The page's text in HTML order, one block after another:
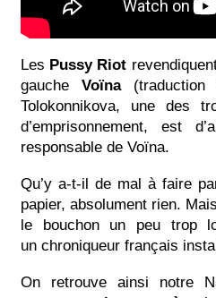
Les Pussy Riot
gauche Voïna(traduction
Tolokonnikova, une des
d’emprisonnement, est
responsable de Voïna.
Qu’y a-t-il de mal à faire
papier, absolument rien.
le bouchon un peu trop
un chroniqueur français
On retrouve ainsi notre